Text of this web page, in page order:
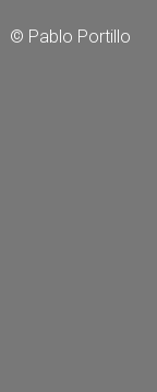
© Pablo Portillo